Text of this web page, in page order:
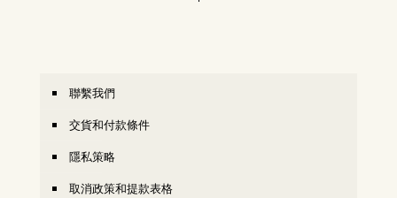
聯繫我們
交貨和付款條件
隱私策略
取消政策和提款表格